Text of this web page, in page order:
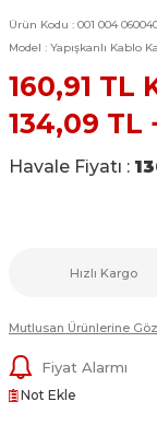
Ürün Kodu : 001 004
Model : Yapışkanlı Kablo
160,91 TL
134,09 TL
Havale Fiyatı :
Hızlı Kargo
Mutlusan Ürünlerine
Fiyat Alarmı
Not Ekle